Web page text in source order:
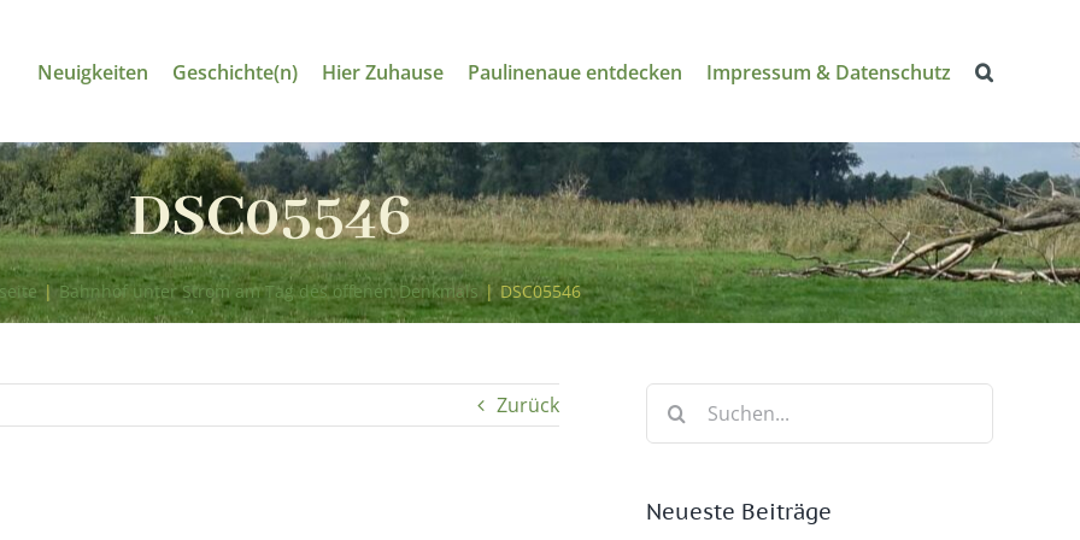
Neuigkeiten Geschichte(n) Hier Zuhause Paulinenaue entdecken Impressum & Datenschutz
DSC05546
| Bahnhof unter Strom am Tag des offenen Denkmals | DSC05546
Zurück
Suche
Neueste Beiträge